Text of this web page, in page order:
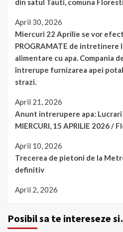
din satul Tauti, comuna Floresti
April 30, 2026
Miercuri 22 Aprilie se vor
PROGRAMATE de intretinere
alimentare cu apa. Compania
întrerupe furnizarea apei
strazi.
April 21, 2026
Anunt intrerupere apa: Lucrari
MIERCURI, 15 APRILIE 2026 /
April 10, 2026
Trecerea de pietoni de la
definitiv
April 2, 2026
Posibil sa te intereseze